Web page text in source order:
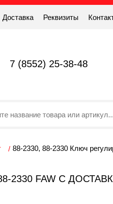
Доставка Реквизиты
7 (8552) 25-38-48
88-2330, 88-2330 Ключ
2330 FAW С